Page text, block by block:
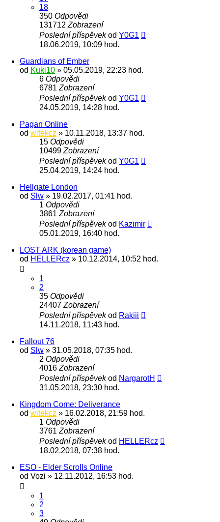
18
350 Odpovědi
131712 Zobrazení
Poslední příspěvekod Y0G1
18.06.2019, 10:09 hod.
Guardians of Ember
od Kuki10 » 05.05.2019, 22:23 hod.
6 Odpovědi
6781 Zobrazení
Poslední příspěvekod Y0G1
24.05.2019, 14:28 hod.
Pagan Online
od witekcz » 10.11.2018, 13:37 hod.
15 Odpovědi
10499 Zobrazení
Poslední příspěvekod Y0G1
25.04.2019, 14:24 hod.
Hellgate London
od Slw » 19.02.2017, 01:41 hod.
1 Odpovědi
3861 Zobrazení
Poslední příspěvekod Kazimir
05.01.2019, 16:40 hod.
LOST ARK (korean game)
od HELLERcz » 10.12.2014, 10:52 hod.
1
2
35 Odpovědi
24407 Zobrazení
Poslední příspěvekod Rakiii
14.11.2018, 11:43 hod.
Fallout 76
od Slw » 31.05.2018, 07:35 hod.
2 Odpovědi
4016 Zobrazení
Poslední příspěvekod NargarotH
31.05.2018, 23:30 hod.
Kingdom Come: Deliverance
od witekcz » 16.02.2018, 21:59 hod.
1 Odpovědi
3761 Zobrazení
Poslední příspěvekod HELLERcz
18.02.2018, 07:38 hod.
ESO - Elder Scrolls Online
od Vozi » 12.11.2012, 16:53 hod.
1
2
3